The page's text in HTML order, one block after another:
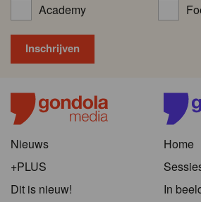
Academy
Nieuws
+PLUS
Dit is nieuw!
Home
In